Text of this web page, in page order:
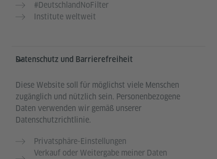
#DeutschlandNoFilter
Institute weltweit
Datenschutz und Barrierefreiheit
Diese Website soll für möglichst viele Menschen
zugänglich und nützlich sein. Personenbezogene
Daten verwenden wir gemäß unserer
Datenschutzrichtlinie.
Privatsphäre-Einstellungen
Verkauf oder Weitergabe meiner Daten